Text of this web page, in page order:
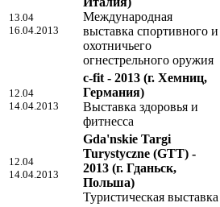
13.04
16.04.2013
Международная
выставка спортивного и
охотничьего
огнестрельного оружия
12.04
14.04.2013
c-fit - 2013 (г. Хемниц,
Германия)
Выставка здоровья и
фитнесса
12.04
14.04.2013
Gda'nskie Targi
Turystyczne (GTT) -
2013 (г. Гданьск,
Польша)
Туристическая выставка